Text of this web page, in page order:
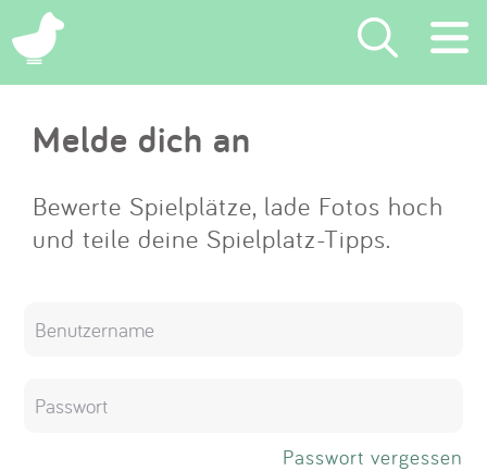
×
Suchen
Eintragen
App
Melde dich an
Bewerte Spielplätze, lade Fotos hoch
und teile deine Spielplatz-Tipps.
Passwort vergessen